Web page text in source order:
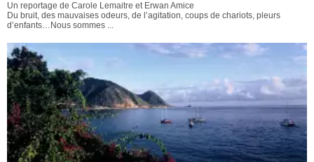
Un reportage de Carole Lemaitre et Erwan Amice
Du bruit, des mauvaises odeurs, de l’agitation, coups de chariots, pleurs
d’enfants…Nous sommes ...